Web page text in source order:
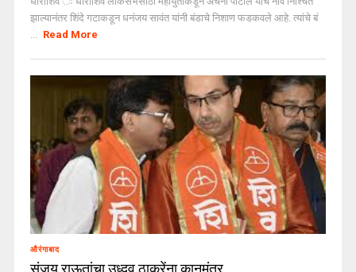
झाल्यानंतर शिंदे गटाकडून धनंजय सावंत यांनी बंडाचे निशाण फडकवले आहे. त्यांचे बं
... Read More
औरंगाबाद
संजय राऊतांचा उध्दव ठाकरेंना कानमंत्र